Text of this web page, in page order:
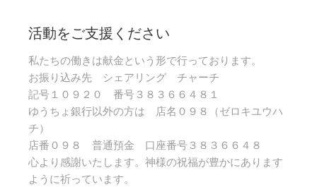
活動をご支援ください
私たちの働きは献金という形で行っております。
お振り込み先 シェアリング チャーチ
記号１０９２０ 番号３８３６６４８１
ゆうちょ銀行以外の方は 店名０９８（ゼロキユウハ
チ）
店番０９８ 普通預金 口座番号３８３６６４８
心より感謝いたします。神様の祝福が豊かにあります
ように祈っています。